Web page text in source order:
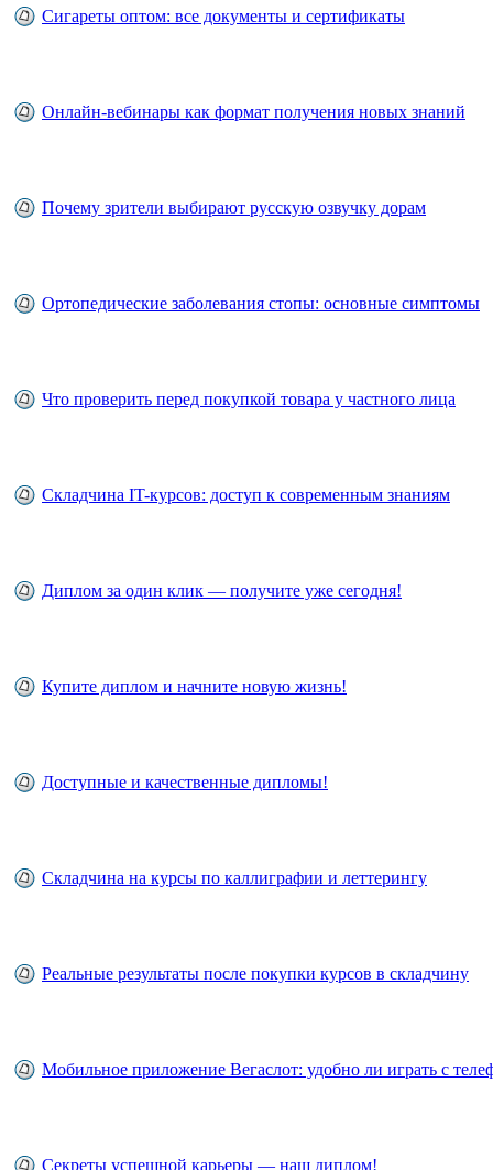
Сигареты оптом: все документы и сертификаты
Онлайн-вебинары как формат получения новых знаний
Почему зрители выбирают русскую озвучку дорам
Ортопедические заболевания стопы: основные симптомы
Что проверить перед покупкой товара у частного лица
Складчина IT-курсов: доступ к современным знаниям
Диплом за один клик — получите уже сегодня!
Купите диплом и начните новую жизнь!
Доступные и качественные дипломы!
Складчина на курсы по каллиграфии и леттерингу
Реальные результаты после покупки курсов в складчину
Мобильное приложение Вегаслот: удобно ли играть с
Секреты успешной карьеры — наш диплом!